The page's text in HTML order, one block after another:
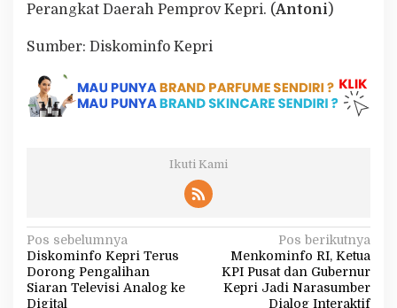
Perangkat Daerah Pemprov Kepri. (Antoni)
Sumber: Diskominfo Kepri
Ikuti Kami
N
a
v
Pos sebelumnya
Diskominfo Kepri Terus
Dorong Pengalihan
Siaran Televisi Analog ke
Digital
Pos berikutnya
Menkominfo RI, Ketua
KPI Pusat dan Gubernur
Kepri Jadi Narasumber
Dialog Interaktif